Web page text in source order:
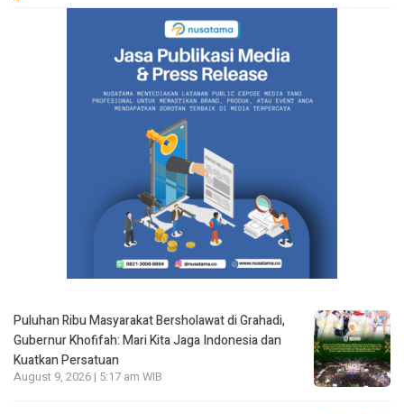
Puluhan Ribu Masyarakat Bersholawat di Grahadi,
Gubernur Khofifah: Mari Kita Jaga Indonesia dan
Kuatkan Persatuan
August 9, 2026 | 5:17 am WIB